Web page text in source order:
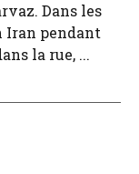
Dans les
Iran pendant
la rue, ...